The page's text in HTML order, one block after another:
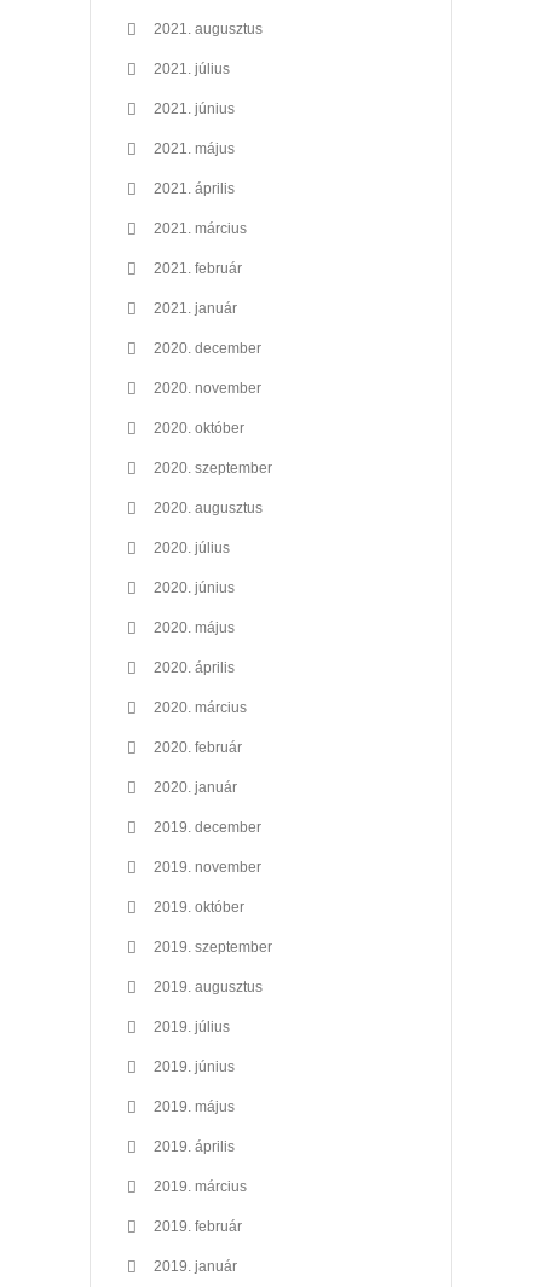
2021. augusztus
2021. július
2021. június
2021. május
2021. április
2021. március
2021. február
2021. január
2020. december
2020. november
2020. október
2020. szeptember
2020. augusztus
2020. július
2020. június
2020. május
2020. április
2020. március
2020. február
2020. január
2019. december
2019. november
2019. október
2019. szeptember
2019. augusztus
2019. július
2019. június
2019. május
2019. április
2019. március
2019. február
2019. január